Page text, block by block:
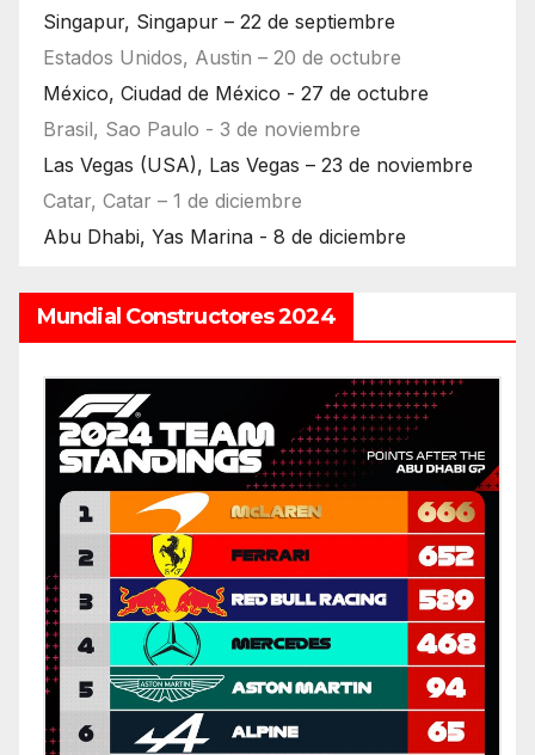
Singapur, Singapur – 22 de septiembre
Estados Unidos, Austin – 20 de octubre
México, Ciudad de México - 27 de octubre
Brasil, Sao Paulo - 3 de noviembre
Las Vegas (USA), Las Vegas – 23 de noviembre
Catar, Catar – 1 de diciembre
Abu Dhabi, Yas Marina - 8 de diciembre
Mundial Constructores 2024